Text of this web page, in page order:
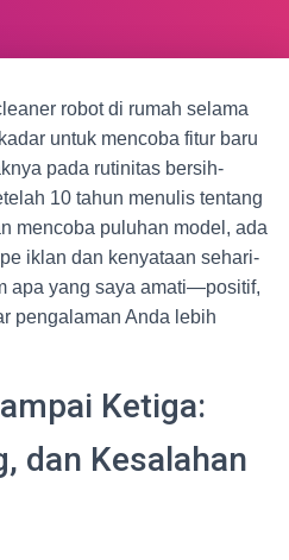
robot di rumah selama
untuk mencoba fitur baru
pada rutinitas bersih-
10 tahun menulis tentang
mencoba puluhan model, ada
iklan dan kenyataan sehari-
apa yang saya amati—positif,
pengalaman Anda lebih
Ketiga:
dan Kesalahan